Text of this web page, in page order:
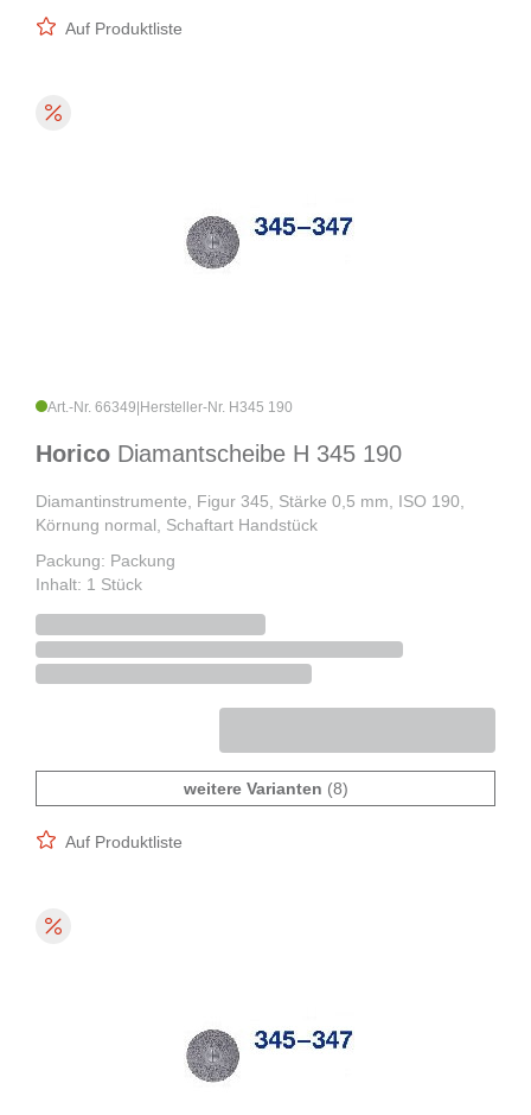
Auf Produktliste
Art.-Nr. 66349 Hersteller-Nr. H345 190
Horico Diamantscheibe H 345 190
Diamantinstrumente, Figur 345, Stärke 0,5 mm, ISO 190,
Körnung normal, Schaftart Handstück
Packung: Packung
Inhalt: 1 Stück
weitere Varianten (8)
Auf Produktliste